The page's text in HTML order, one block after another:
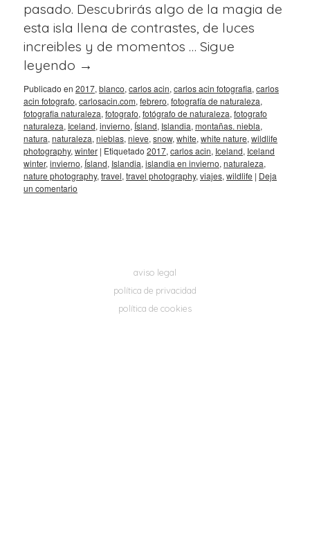
pasado. Descubrirás algo de la magia de
esta isla llena de contrastes, de luces
increibles y de momentos … Sigue
leyendo →
Publicado en 2017, blanco, carlos acin, carlos acin fotografia, carlos
acin fotografo, carlosacin.com, febrero, fotografía de naturaleza,
fotografia naturaleza, fotografo, fotógrafo de naturaleza, fotografo
naturaleza, Iceland, invierno, Ísland, Islandia, montañas. niebla,
natura, naturaleza, nieblas, nieve, snow, white, white nature, wildlife
photography, winter | Etiquetado 2017, carlos acin, Iceland, Iceland
winter, invierno, Ísland, Islandia, islandia en invierno, naturaleza,
nature photography, travel, travel photography, viajes, wildlife | Deja
un comentario
aviso legal
política de privacidad
política de cookies